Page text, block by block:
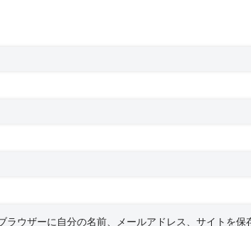
ラウザーに自分の名前、メールアドレス、サイトを保